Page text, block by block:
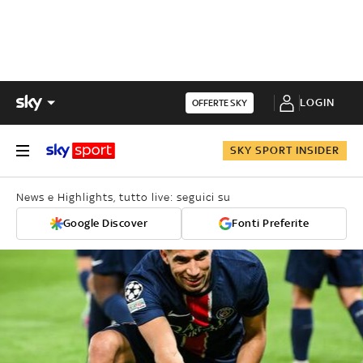
OFFERTE SKY LOGIN
SKY SPORT INSIDER
News e Highlights, tutto live: seguici su
Google Discover Fonti Preferite